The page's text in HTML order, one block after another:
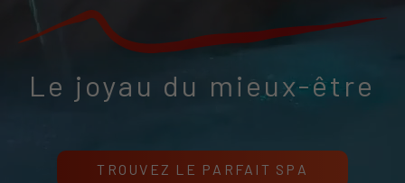
Le joyau du mieux-être
TROUVEZ LE PARFAIT SPA